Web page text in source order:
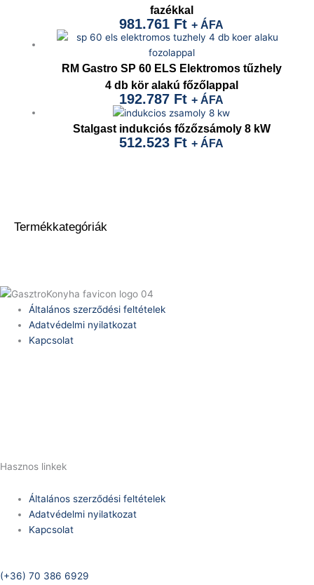
Termékkategóriák
fazékkal
981.761 Ft + ÁFA
RM Gastro SP 60 ELS Elektromos tűzhely
4 db kör alakú főzőlappal
192.787 Ft + ÁFA
Stalgast indukciós főzőzsámoly 8 kW
512.523 Ft + ÁFA
Általános szerződési feltételek
Adatvédelmi nyilatkozat
Kapcsolat
Hasznos linkek
Általános szerződési feltételek
Adatvédelmi nyilatkozat
Kapcsolat
(+36) 70 386 6929